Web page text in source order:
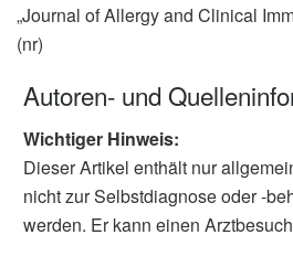
„Journal of Allergy and Clinical
(nr)
Autoren- und
Wichtiger Hinweis:
Dieser Artikel enthält nur
nicht zur Selbstdiagnose oder -
werden. Er kann einen